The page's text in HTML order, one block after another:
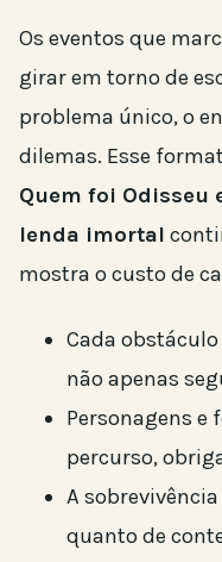
Os eventos que
girar em torno de
problema único, o
dilemas. Esse
Quem foi Odisseu
lenda imortal
mostra o custo de
Cada
não apenas
Personagens e
percurso,
A
quanto de